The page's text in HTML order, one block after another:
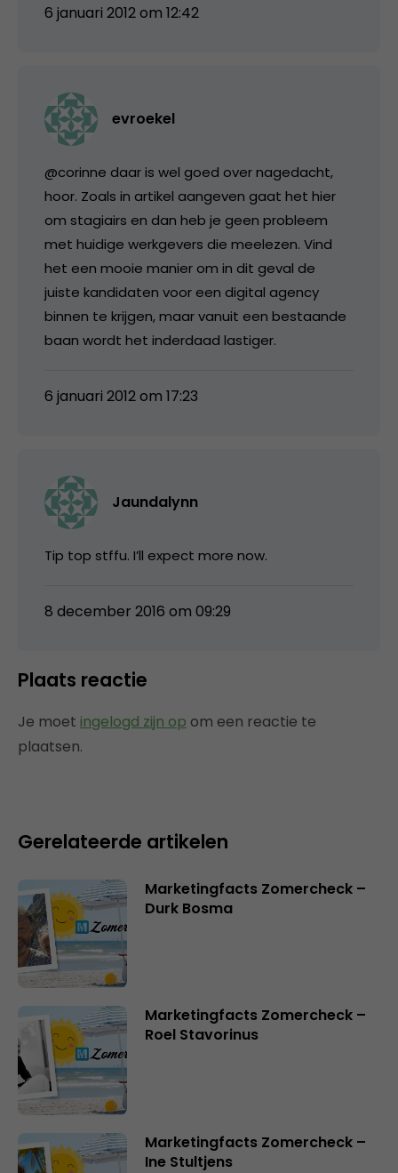
6 januari 2012 om 12:42
evroekel
@corinne daar is wel goed over nagedacht,
hoor. Zoals in artikel aangeven gaat het hier
om stagiairs en dan heb je geen probleem
met huidige werkgevers die meelezen. Vind
het een mooie manier om in dit geval de
juiste kandidaten voor een digital agency
binnen te krijgen, maar vanuit een bestaande
baan wordt het inderdaad lastiger.
6 januari 2012 om 17:23
Jaundalynn
Tip top stffu. I’ll expect more now.
8 december 2016 om 09:29
Plaats reactie
Je moet ingelogd zijn op om een reactie te
plaatsen.
Gerelateerde artikelen
Marketingfacts Zomercheck –
Durk Bosma
Marketingfacts Zomercheck –
Roel Stavorinus
Marketingfacts Zomercheck –
Ine Stultjens